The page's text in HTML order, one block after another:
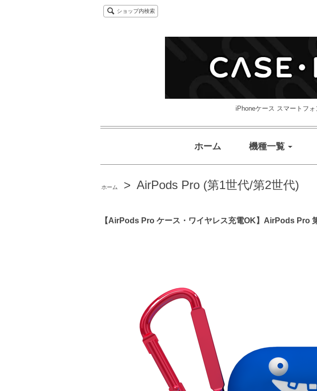
ショップ内検索
iPhoneケース スマートフ
ホーム 機種一覧
ホーム > AirPods Pro (第1世代/第2世代)
【AirPods Pro ケース・ワイヤレス充電OK】AirPods